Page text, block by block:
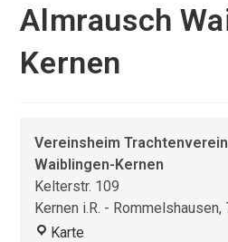
Almrausch
Kernen
Vereinsheim
Waiblingen-Kernen
Kelterstr. 109
Kernen i.R. - Rommelshausen,
Karte